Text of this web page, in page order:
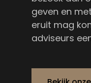
geven en
eruit mag
adviseurs